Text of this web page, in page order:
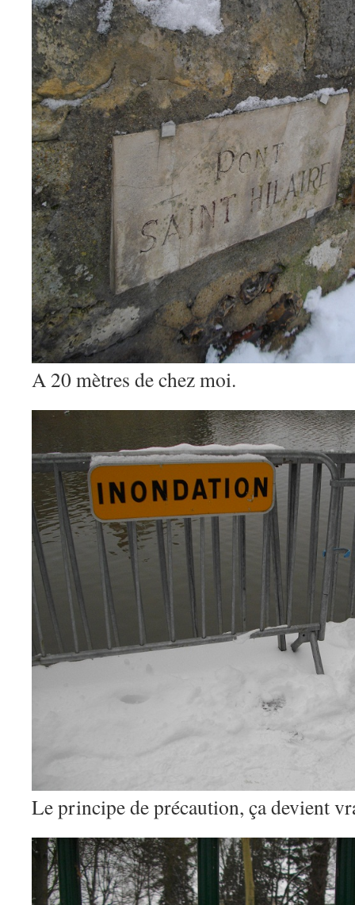
A 20 mètres de chez moi.
Le principe de précaution, ça devient